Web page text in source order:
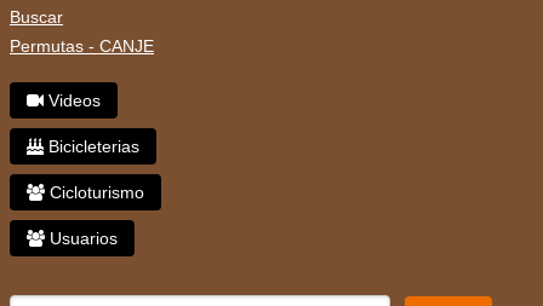
Buscar
Permutas - CANJE
Videos
Bicicleterias
Cicloturismo
Usuarios